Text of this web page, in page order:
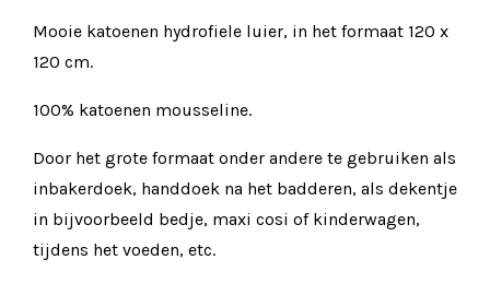
Mooie katoenen hydrofiele luier, in het formaat 120 x
120 cm.
100% katoenen mousseline.
Door het grote formaat onder andere te gebruiken als
inbakerdoek, handdoek na het badderen, als dekentje
in bijvoorbeeld bedje, maxi cosi of kinderwagen,
tijdens het voeden, etc.